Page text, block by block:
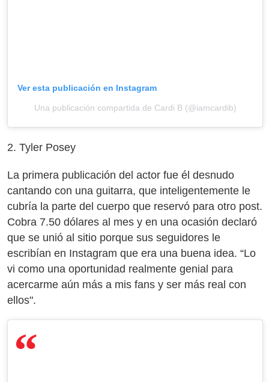
Ver esta publicación en Instagram
Una publicación compartida de Cardi B (@iamcardib)
2. Tyler Posey
La primera publicación del actor fue él desnudo
cantando con una guitarra, que inteligentemente le
cubría la parte del cuerpo que reservó para otro post.
Cobra 7.50 dólares al mes y en una ocasión declaró
que se unió al sitio porque sus seguidores le
escribían en Instagram que era una buena idea. “Lo
vi como una oportunidad realmente genial para
acercarme aún más a mis fans y ser más real con
ellos".